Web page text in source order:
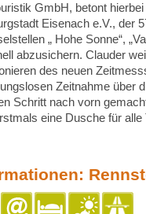
GmbH, betont
Eisenach e.V., der
„ Hohe Sonne“,
abzusichern. Clauder
des neuen
Zeitnahme über
Schritt nach vorn
eine Dusche für alle